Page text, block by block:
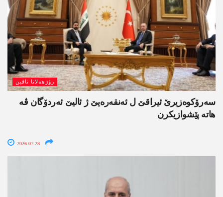
رۆژھەلاتا ناڤین
سەرۆکوەزیرێ ئیراقێ ل ئەنقەرەیێ ژ ئالیێ ئەردۆگان ڤە
ھاتە پێشوازیکرن
2026-07-28